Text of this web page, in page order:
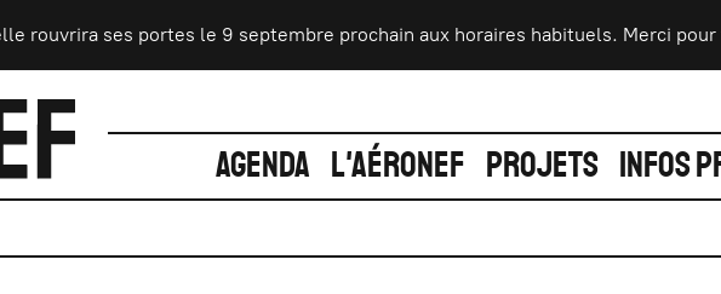
ses portes le 9 septembre prochain aux horaires habituels. Merci pour
AGENDA L'AÉRONEF PROJETS INFOS